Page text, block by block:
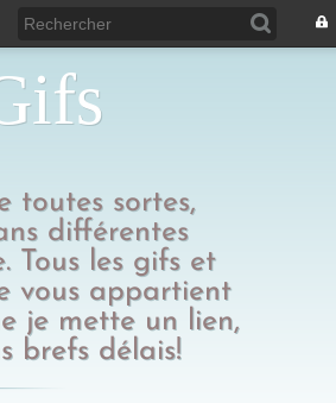
toutes sortes,
différentes
Tous les gifs et
vous appartient
je mette un lien,
brefs délais!